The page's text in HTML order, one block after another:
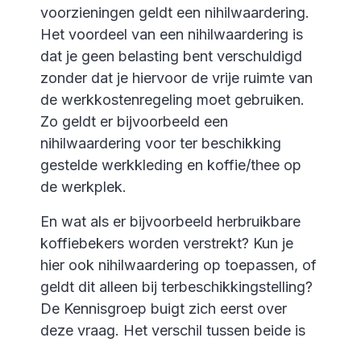
voorzieningen geldt een nihilwaardering.
Het voordeel van een nihilwaardering is
dat je geen belasting bent verschuldigd
zonder dat je hiervoor de vrije ruimte van
de werkkostenregeling moet gebruiken.
Zo geldt er bijvoorbeeld een
nihilwaardering voor ter beschikking
gestelde werkkleding en koffie/thee op
de werkplek.
En wat als er bijvoorbeeld herbruikbare
koffiebekers worden verstrekt? Kun je
hier ook nihilwaardering op toepassen, of
geldt dit alleen bij terbeschikkingstelling?
De Kennisgroep buigt zich eerst over
deze vraag. Het verschil tussen beide is